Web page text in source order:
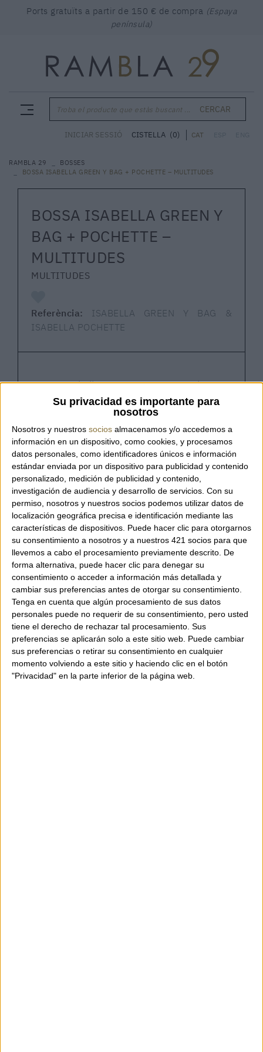
Su privacidad es importante para
nosotros
Nosotros y nuestros socios almacenamos y/o accedemos a
información en un dispositivo, como cookies, y procesamos
datos personales, como identificadores únicos e información
estándar enviada por un dispositivo para publicidad y contenido
personalizado, medición de publicidad y contenido,
investigación de audiencia y desarrollo de servicios. Con su
permiso, nosotros y nuestros socios podemos utilizar datos de
localización geográfica precisa e identificación mediante las
características de dispositivos. Puede hacer clic para otorgarnos
su consentimiento a nosotros y a nuestros 421 socios para que
llevemos a cabo el procesamiento previamente descrito. De
forma alternativa, puede hacer clic para denegar su
consentimiento o acceder a información más detallada y
cambiar sus preferencias antes de otorgar su consentimiento.
Tenga en cuenta que algún procesamiento de sus datos
personales puede no requerir de su consentimiento, pero usted
tiene el derecho de rechazar tal procesamiento. Sus
preferencias se aplicarán solo a este sitio web. Puede cambiar
sus preferencias o retirar su consentimiento en cualquier
momento volviendo a este sitio y haciendo clic en el botón
"Privacidad" en la parte inferior de la página web.
Ports gratuïts a partir de 150 € de compra (Espaya
península)
Troba el producte que estàs buscant ... CERCAR
CAT
INICIAR SESSIÓ CISTELLA (0)
RAMBLA 29
BOSSES
BOSSA ISABELLA GREEN Y BAG + POCHETTE – MULTITUDES
BOSSA ISABELLA GREEN Y
BAG + POCHETTE –
MULTITUDES
MULTITUDES
Referència: ISABELLA GREEN Y BAG &
ISABELLA POCHETTE
Bossa Isabell Green Y Bag + Pochette –
MULTITUDES
Conjunt format per la bossa plisadaIsabella
Green Y Bagi la sevapochette a jocde la
marca italiana MULTITUDES, una proposta
elegant, lleugera i funcional pensada per
acompanyar-te en qualsevol moment del dia.
La bossa presenta una silueta ampla i
flexible confeccionada amb un delicat teixit
efecte seda elaborat amb polièster reciclat.
El seu disseny plisat aporta moviment i
sofisticació, mentre que la nansa incorpora
un elegant mosquetó metàl·lic daurat ideal
per subjectar-hi la pochette, les claus o
petits objectes essencials dins la bossa.
La pochette coordinada, confeccionada amb